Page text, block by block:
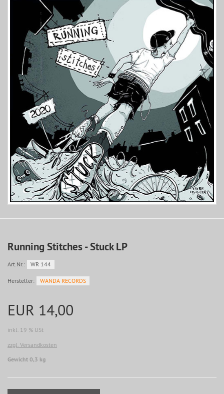
Running Stitches - Stuck LP
Art.Nr.: WR 144
Hersteller: WANDA RECORDS
EUR 14,00
inkl. 19 % USt
zzgl. Versandkosten
Gewicht 0,3 kg